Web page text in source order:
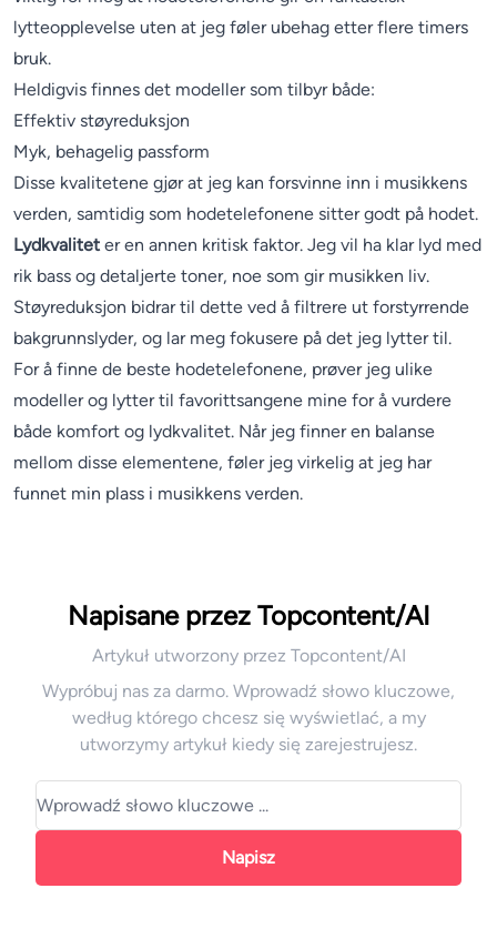
lytteopplevelse uten at jeg føler ubehag etter flere timers
bruk.
Heldigvis finnes det modeller som tilbyr både:
Effektiv støyreduksjon
Myk, behagelig passform
Disse kvalitetene gjør at jeg kan forsvinne inn i musikkens
verden, samtidig som hodetelefonene sitter godt på hodet.
Lydkvaliteter en annen kritisk faktor. Jeg vil ha klar lyd med
rik bass og detaljerte toner, noe som gir musikken liv.
Støyreduksjon bidrar til dette ved å filtrere ut forstyrrende
bakgrunnslyder, og lar meg fokusere på det jeg lytter til.
For å finne de beste hodetelefonene, prøver jeg ulike
modeller og lytter til favorittsangene mine for å vurdere
både komfort og lydkvalitet. Når jeg finner en balanse
mellom disse elementene, føler jeg virkelig at jeg har
funnet min plass i musikkens verden.
Napisane przez Topcontent/AI
Artykuł utworzony przez Topcontent/AI
Wypróbuj nas za darmo. Wprowadź słowo kluczowe,
według którego chcesz się wyświetlać, a my
utworzymy artykuł kiedy się zarejestrujesz.
Napisz